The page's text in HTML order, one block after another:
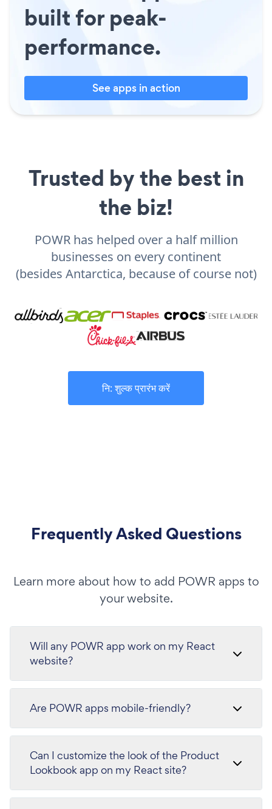
built for peak-
performance.
See apps in action
Trusted by the best in
the biz!
POWR has helped over a half million
businesses on every continent
(besides Antarctica, because of course not)
नि: शुल्क प्रारंभ करें
Frequently Asked Questions
Learn more about how to add POWR apps to
your website.
Will any POWR app work on my React
website?
Are POWR apps mobile-friendly?
Can I customize the look of the Product
Lookbook app on my React site?